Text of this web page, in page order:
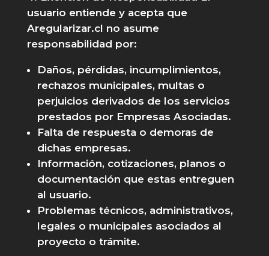
usuario entiende y acepta que
Aregularizar.cl no asume
responsabilidad por:
Daños, pérdidas, incumplimientos,
rechazos municipales, multas o
perjuicios derivados de los servicios
prestados por Empresas Asociadas.
Falta de respuesta o demoras de
dichas empresas.
Información, cotizaciones, planos o
documentación que estas entreguen
al usuario.
Problemas técnicos, administrativos,
legales o municipales asociados al
proyecto o trámite.